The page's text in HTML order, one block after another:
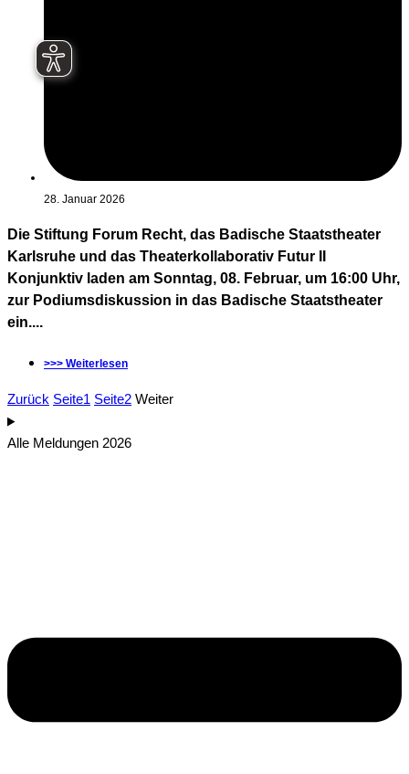
28. Januar 2026
Die Stiftung Forum Recht, das Badische Staatstheater
Karlsruhe und das Theaterkollaborativ Futur II
Konjunktiv laden am Sonntag, 08. Februar, um 16:00 Uhr,
zur Podiumsdiskussion in das Badische Staatstheater
ein....
>>> Weiterlesen
Zurück Seite1 Seite2 Weiter
Alle Meldungen 2026